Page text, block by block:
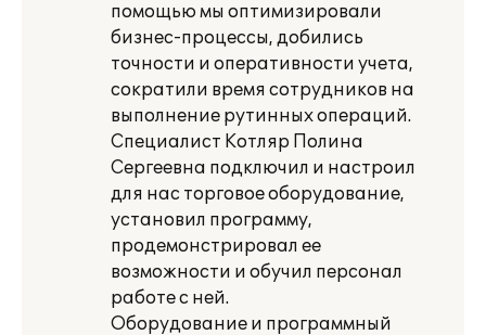
помощью мы оптимизировали
бизнес-процессы, добились
точности и оперативности учета,
сократили время сотрудников на
выполнение рутинных операций.
Специалист Котляр Полина
Сергеевна подключил и настроил
для нас торговое оборудование,
установил программу,
продемонстрировал ее
возможности и обучил персонал
работе с ней.
Оборудование и программный